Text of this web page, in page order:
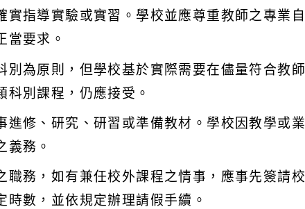
實指導實驗或實習。學校並應尊重教師之專業
當要求。
別為原則，但學校基於實際需要在儘量符合教
科別課程，仍應接受。
進修、研究、研習或準備教材。學校因教學或
義務。
職務，如有兼任校外課程之情事，應事先簽請
時數，並依規定辦理請假手續。